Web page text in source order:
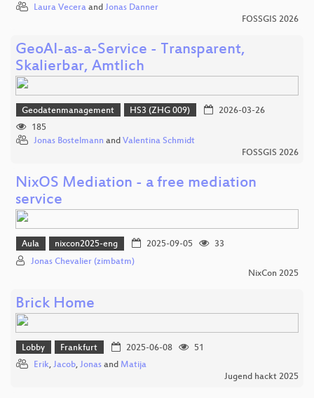
Laura Vecera and Jonas Danner
FOSSGIS 2026
GeoAI-as-a-Service - Transparent,
Skalierbar, Amtlich
Geodatenmanagement HS3 (ZHG 009)
2026-03-26
185
Jonas Bostelmann and Valentina Schmidt
FOSSGIS 2026
NixOS Mediation - a free mediation
service
Aula nixcon2025-eng 2025-09-05
33
Jonas Chevalier (zimbatm)
NixCon 2025
Brick Home
Lobby Frankfurt 2025-06-08
51
Erik, Jacob, Jonas and Matija
Jugend hackt 2025